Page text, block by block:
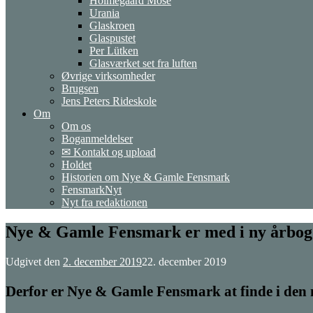
Urania
Glaskroen
Glaspustet
Per Lütken
Glasværket set fra luften
Øvrige virksomheder
Brugsen
Jens Peters Rideskole
Om
Om os
Boganmeldelser
✉ Kontakt og upload
Holdet
Historien om Nye & Gamle Fensmark
FensmarkNyt
Nyt fra redaktionen
Nye & Gamle Fensmark er med i ny årbog
Udgivet den 2. december 201922. december 2019
Derfor er Nye & Gamle Fensmark at finde i den